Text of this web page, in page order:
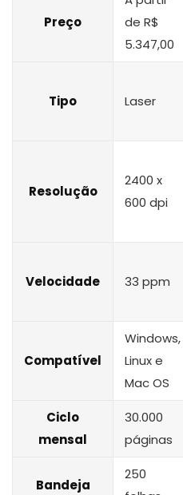
Preço
de R$
5.347,00
Tipo Laser
Resolução
2400 x
600 dpi
Velocidade 33 ppm
Compatível
Windows,
Linux e
Mac OS
Ciclo
mensal
30.000
páginas
Bandeja
250